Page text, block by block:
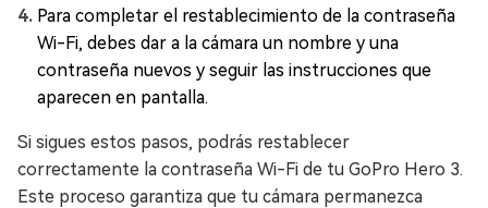
Para completar el restablecimiento de la contraseña
Wi-Fi, debes dar a la cámara un nombre y una
contraseña nuevos y seguir las instrucciones que
aparecen en pantalla.
Si sigues estos pasos, podrás restablecer
correctamente la contraseña Wi-Fi de tu GoPro Hero 3.
Este proceso garantiza que tu cámara permanezca